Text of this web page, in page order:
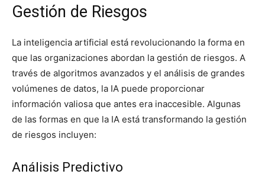
Gestión de Riesgos
La inteligencia artificial está revolucionando la forma en
que las organizaciones abordan la gestión de riesgos. A
través de algoritmos avanzados y el análisis de grandes
volúmenes de datos, la IA puede proporcionar
información valiosa que antes era inaccesible. Algunas
de las formas en que la IA está transformando la gestión
de riesgos incluyen:
Análisis Predictivo